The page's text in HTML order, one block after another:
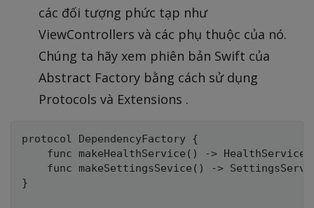
các đối tượng phức tạp như
ViewControllers và các phụ thuộc của nó.
Chúng ta hãy xem phiên bản Swift của
Abstract Factory bằng cách sử dụng
Protocols và Extensions .
protocol DependencyFactory {
    func makeHealthService() -> HealthService
func makeSettingsSevice() ->
}